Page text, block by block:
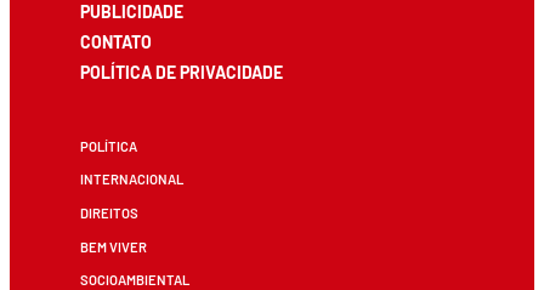
PUBLICIDADE
CONTATO
POLÍTICA DE PRIVACIDADE
POLÍTICA
INTERNACIONAL
DIREITOS
BEM VIVER
SOCIOAMBIENTAL